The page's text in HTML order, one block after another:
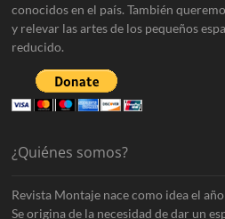
conocidos en el país. También
y relevar las artes de los pequeños
reducido.
¿Quiénes somos?
Revista Montaje nace como idea el
Se origina de la necesidad de dar un